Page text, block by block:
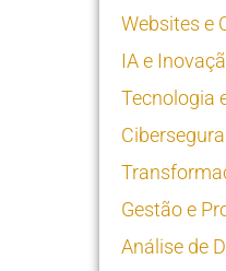
Websites e
IA e
Tecnologia
Gestão e
Análise de